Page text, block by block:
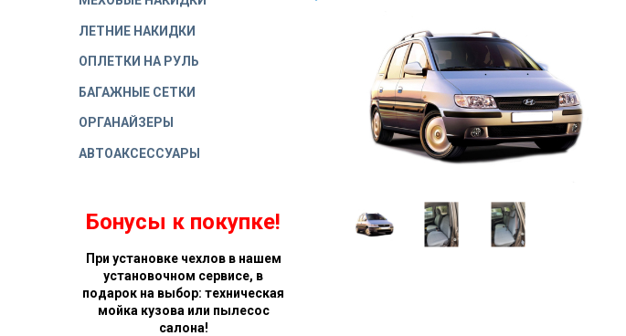
ЛЕТНИЕ НАКИДКИ
ОПЛЕТКИ НА РУЛЬ
БАГАЖНЫЕ СЕТКИ
ОРГАНАЙЗЕРЫ
АВТОАКСЕССУАРЫ
Бонусы к покупке!
При установке чехлов в нашем
установочном сервисе, в
подарок на выбор: техническая
мойка кузова или пылесос
салона!